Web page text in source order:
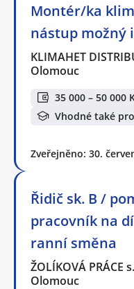
Montér/ka
nástup možný
KLIMAHET
Olomouc
35 000 – 50 000
Vhodné také
Zveřejněno: 30.
Řidič sk. B /
pracovník na
ranní směna
ŽOLÍKOVÁ PRÁCE
Olomouc